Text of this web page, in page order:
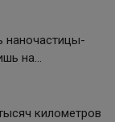
наночастицы-
на...
километров